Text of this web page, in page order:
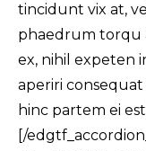
tincidunt vix at,
phaedrum torqu
ex, nihil expeten
aperiri consequat
hinc partem ei
[/